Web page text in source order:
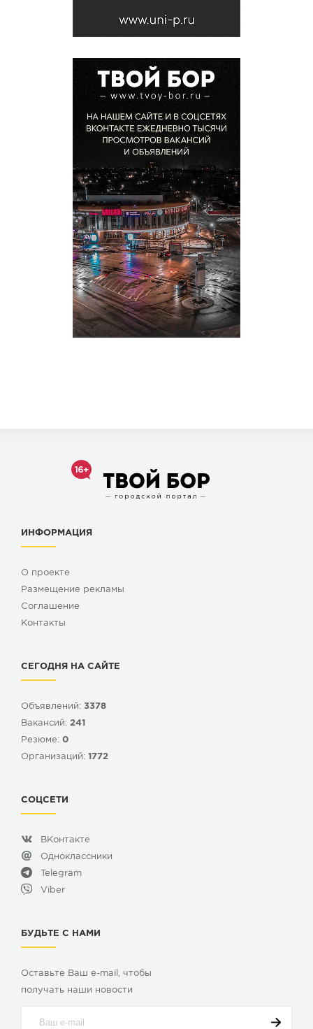
ИНФОРМАЦИЯ
О проекте
Размещение рекламы
Cоглашение
Контакты
СЕГОДНЯ НА САЙТЕ
Объявлений: 3378
Вакансий: 241
Резюме: 0
Организаций: 1772
СОЦСЕТИ
ВКонтакте
Одноклассники
Telegram
Viber
БУДЬТЕ С НАМИ
Оставьте Ваш e-mail, чтобы
получать наши новости